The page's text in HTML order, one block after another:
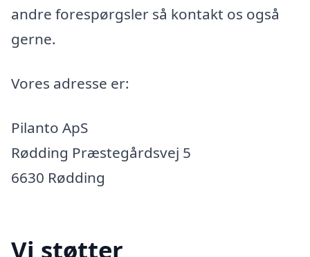
andre forespørgsler så kontakt os også
gerne.
Vores adresse er:
Pilanto ApS
Rødding Præstegårdsvej 5
6630 Rødding
Vi støtter